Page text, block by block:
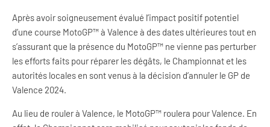
Après avoir soigneusement évalué l’impact positif potentiel
d’une course MotoGP™ à Valence à des dates ultérieures tout en
s’assurant que la présence du MotoGP™ ne vienne pas perturber
les efforts faits pour réparer les dégâts, le Championnat et les
autorités locales en sont venus à la décision d’annuler le GP de
Valence 2024.
Au lieu de rouler à Valence, le MotoGP™ roulera pour Valence. En